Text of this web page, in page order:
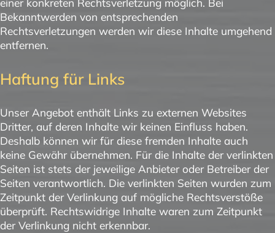
einer konkreten Rechtsverletzung möglich. Bei
Bekanntwerden von entsprechenden
Rechtsverletzungen werden wir diese Inhalte umgehend
entfernen.
Haftung für Links
Unser Angebot enthält Links zu externen Websites
Dritter, auf deren Inhalte wir keinen Einfluss haben.
Deshalb können wir für diese fremden Inhalte auch
keine Gewähr übernehmen. Für die Inhalte der verlinkten
Seiten ist stets der jeweilige Anbieter oder Betreiber der
Seiten verantwortlich. Die verlinkten Seiten wurden zum
Zeitpunkt der Verlinkung auf mögliche Rechtsverstöße
überprüft. Rechtswidrige Inhalte waren zum Zeitpunkt
der Verlinkung nicht erkennbar.